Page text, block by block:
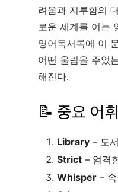
려움과 지루함의
로운 세계를 여는
영어독서록에 이
어떤 울림을 주었
해진다.
📝 중요 어
Library – 도
Strict – 엄격
Whisper –